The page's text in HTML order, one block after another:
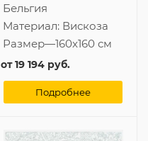
Бельгия
Материал: Вискоза
Размер—160x160 см
от19 194 руб.
Подробнее